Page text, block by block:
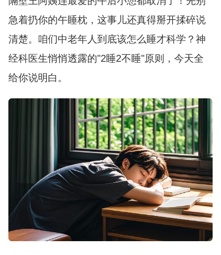
急着扔你的午睡枕，这事儿还真得掰开揉碎说
清楚。咱们中老年人到底该怎么睡才科学？神
经科医生悄悄透露的"2睡2不睡"原则，今天全
给你说明白。